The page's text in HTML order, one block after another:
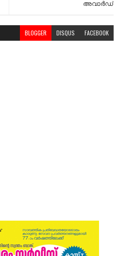
അവാര്‍ഡ്‌
BLOGGER DISQUS FACEBOOK